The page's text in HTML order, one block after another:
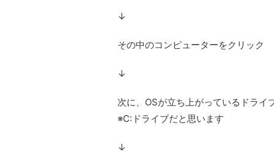
↓
その中のコンピューターをクリック
↓
次に、OSが立ち上がっているドライ
※C:ドライブだと思います
↓